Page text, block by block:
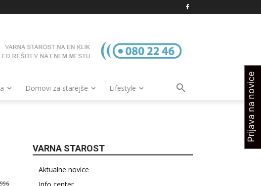
Domovi za starejše Lifestyle
996
VARNA STAROST
Aktualne novice
Prijava na novice